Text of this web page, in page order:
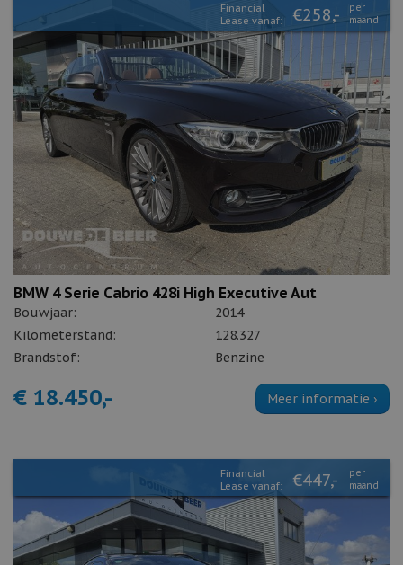
Financial
Lease vanaf:
€258,-
per
maand
BMW 4 Serie Cabrio 428i High Executive Aut
Bouwjaar:
2014
Kilometerstand:
128.327
Brandstof:
Benzine
€ 18.450,- Meer informatie ›
Financial
Lease vanaf:
€447,-
per
maand